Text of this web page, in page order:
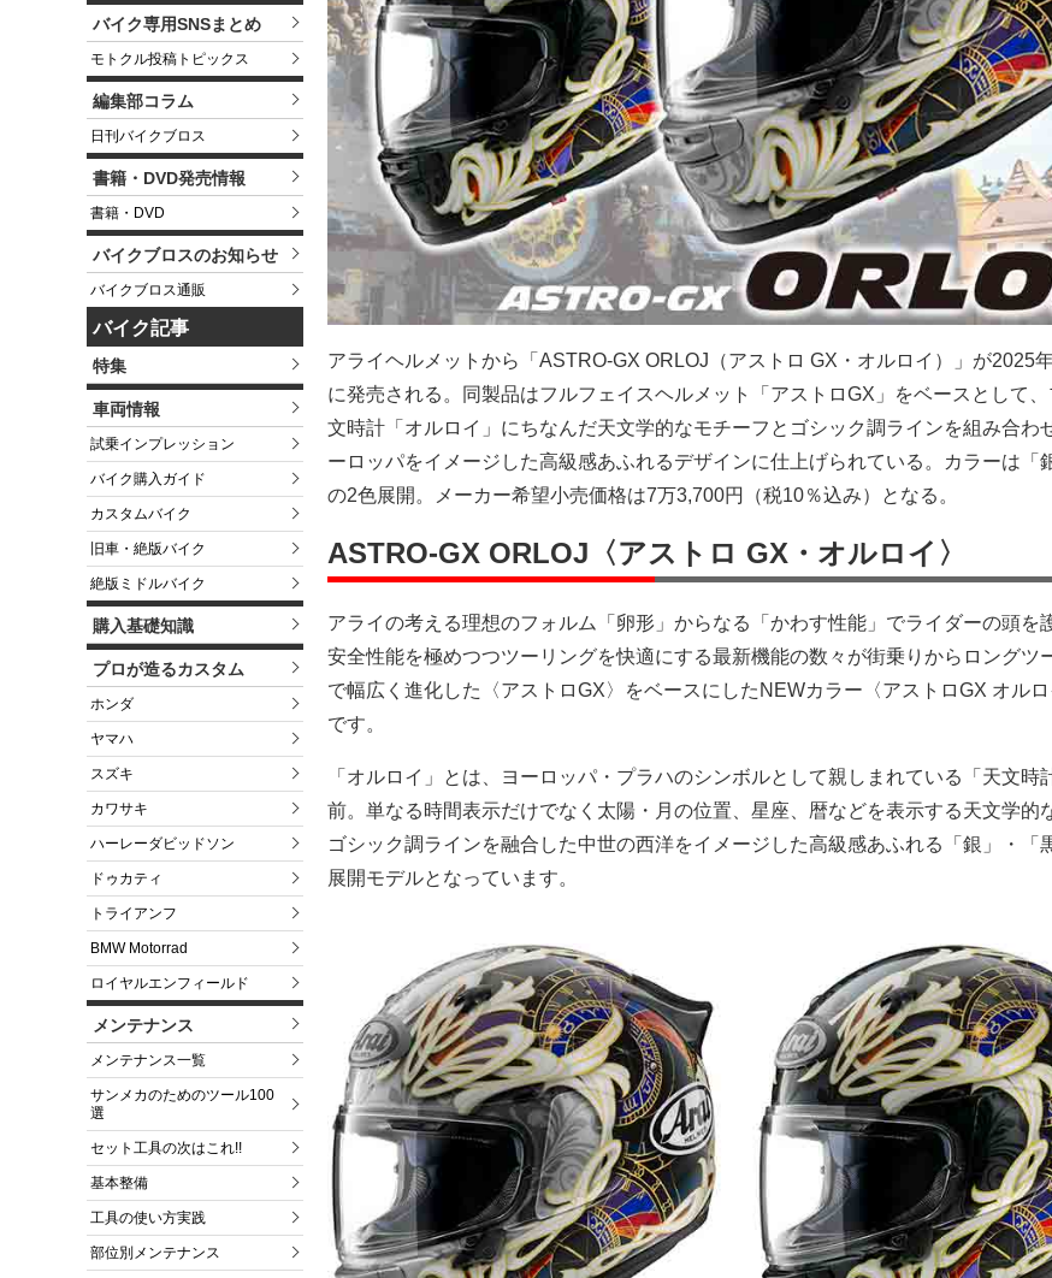
バイク専用SNSまとめ
モトクル投稿トピックス
編集部コラム
日刊バイクブロス
書籍・DVD発売情報
書籍・DVD
バイクブロスのお知らせ
バイクブロス通販
バイク記事
特集
車両情報
試乗インプレッション
バイク購入ガイド
カスタムバイク
旧車・絶版バイク
絶版ミドルバイク
購入基礎知識
プロが造るカスタム
ホンダ
ヤマハ
スズキ
カワサキ
ハーレーダビッドソン
ドゥカティ
トライアンフ
BMW Motorrad
ロイヤルエンフィールド
メンテナンス
メンテナンス一覧
サンメカのためのツール100
選
セット工具の次はこれ!!
基本整備
工具の使い方実践
部位別メンテナンス
アライヘルメットから「ASTRO-GX ORLOJ（アストロ GX・オルロイ）」が2025
に発売される。同製品はフルフェイスヘルメット「アストロGX」をベースとして
文時計「オルロイ」にちなんだ天文学的なモチーフとゴシック調ラインを組み合わ
ーロッパをイメージした高級感あふれるデザインに仕上げられている。カラーは「
の2色展開。メーカー希望小売価格は7万3,700円（税10％込み）となる。
ASTRO-GX ORLOJ〈アストロ GX・オルロイ〉
アライの考える理想のフォルム「卵形」からなる「かわす性能」でライダーの頭を
安全性能を極めつつツーリングを快適にする最新機能の数々が街乗りからロングツ
で幅広く進化した〈アストロGX〉をベースにしたNEWカラー〈アストロGX オル
です。
「オルロイ」とは、ヨーロッパ・プラハのシンボルとして親しまれている「天文時
前。単なる時間表示だけでなく太陽・月の位置、星座、暦などを表示する天文学的
ゴシック調ラインを融合した中世の西洋をイメージした高級感あふれる「銀」・「
展開モデルとなっています。